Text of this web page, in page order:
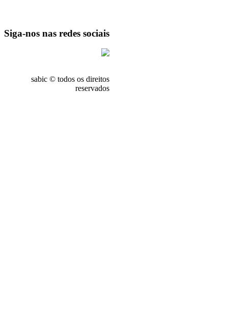
Siga-nos nas redes sociais
sabic © todos os direitos
reservados